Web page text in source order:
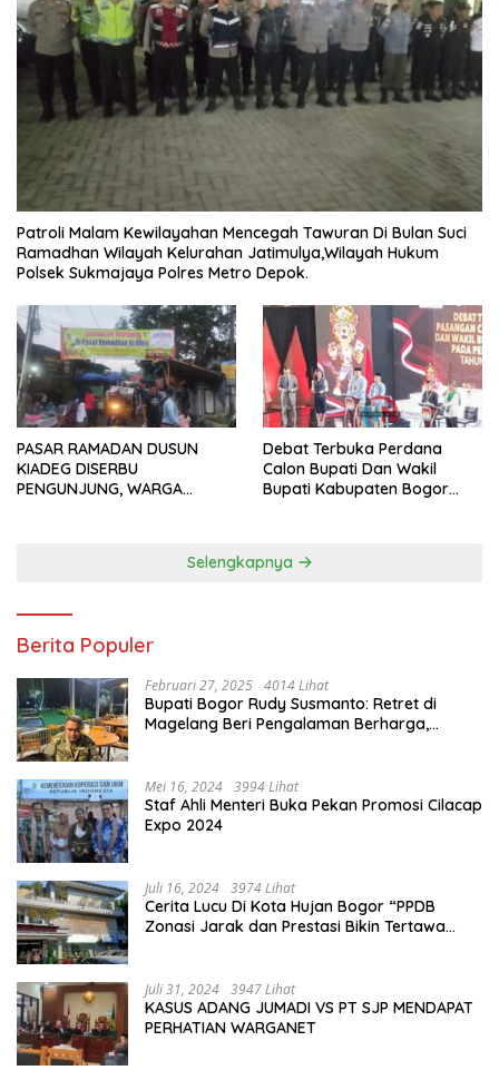
Patroli Malam Kewilayahan Mencegah Tawuran Di Bulan Suci
Ramadhan Wilayah Kelurahan Jatimulya,Wilayah Hukum
Polsek Sukmajaya Polres Metro Depok.
PASAR RAMADAN DUSUN
KIADEG DISERBU
PENGUNJUNG, WARGA
Debat Terbuka Perdana
Calon Bupati Dan Wakil
Bupati Kabupaten Bogor
Selengkapnya
Berita Populer
Februari 27, 2025 4014 Lihat
Bupati Bogor Rudy Susmanto: Retret di
Magelang Beri Pengalaman Berharga,
Mei 16, 2024 3994 Lihat
Staf Ahli Menteri Buka Pekan Promosi Cilacap
Expo 2024
Juli 16, 2024 3974 Lihat
Cerita Lucu Di Kota Hujan Bogor “PPDB
Zonasi Jarak dan Prestasi Bikin Tertawa
Juli 31, 2024 3947 Lihat
KASUS ADANG JUMADI VS PT SJP MENDAPAT
PERHATIAN WARGANET